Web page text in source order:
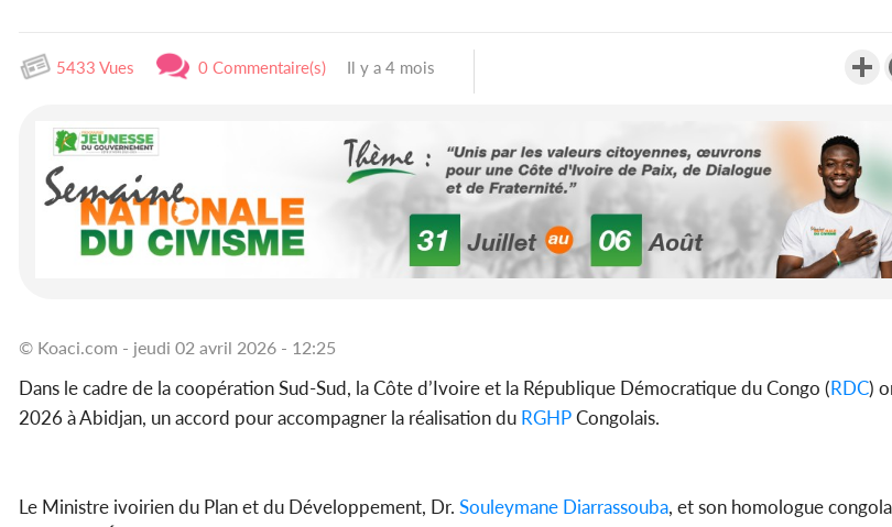
5433 Vues 0 Commentaire(s) Il y a 4 mois
© Koaci.com - jeudi 02 avril 2026 - 12:25
Dans le cadre de la coopération Sud-Sud, la Côte d’Ivoire et la République Démocratique du Congo (RDC)
2026 à Abidjan, un accord pour accompagner la réalisation du RGHPCongolais.
Le Ministre ivoirien du Plan et du Développement, Dr. Souleymane Diarrassouba, et son homologue